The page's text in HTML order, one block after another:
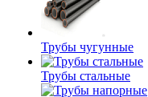
Трубы чугунные
Трубы стальные